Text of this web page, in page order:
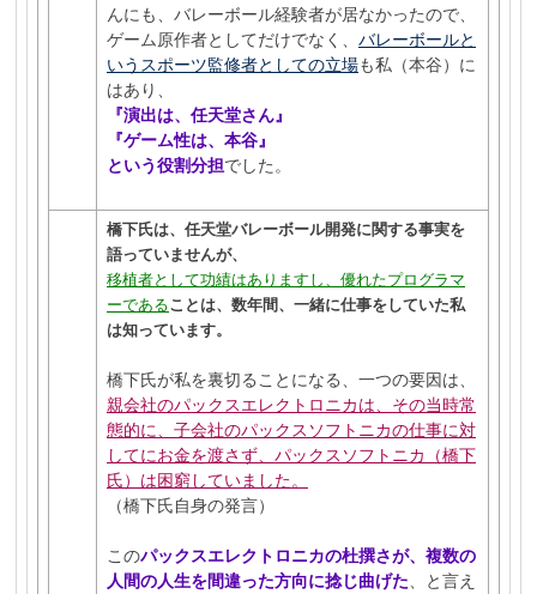
んにも、バレーボール経験者が居なかったので、
ゲーム原作者としてだけでなく、 バレーボールと
いうスポーツ監修者としての立場も私（本谷）に
はあり、
『演出は、任天堂さん』
『ゲーム性は、本谷』
という役割分担でした。
橋下氏は、任天堂バレーボール開発に関する事実を
語っていませんが、
移植者として功績はありますし、優れたプログラマ
ーであることは、数年間、一緒に仕事をしていた私
は知っています。
橋下氏が私を裏切ることになる、一つの要因は、
親会社のパックスエレクトロニカは、その当時常
態的に、子会社のパックスソフトニカの仕事に対
してにお金を渡さず、パックスソフトニカ（橋下
氏）は困窮していました。
（橋下氏自身の発言）
このパックスエレクトロニカの杜撰さが、複数の
人間の人生を間違った方向に捻じ曲げた 、と言え